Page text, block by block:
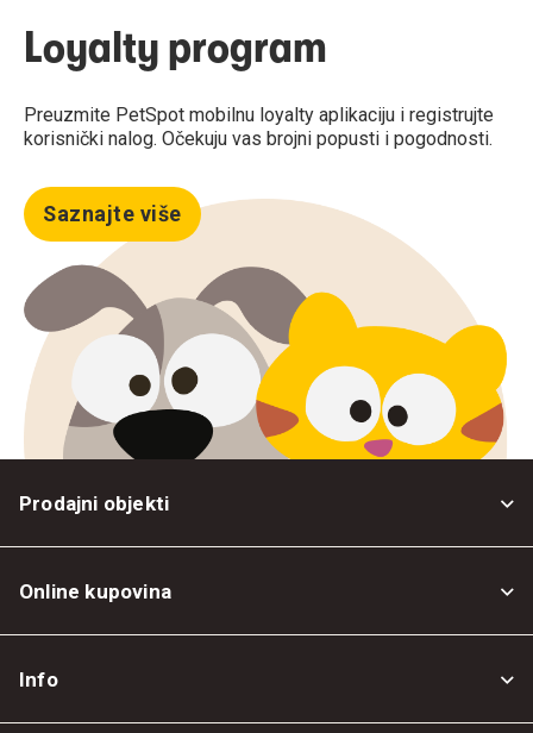
Loyalty program
Preuzmite PetSpot mobilnu loyalty aplikaciju i registrujte
korisnički nalog. Očekuju vas brojni popusti i pogodnosti.
Saznajte više
Prodajni objekti
Online kupovina
Info